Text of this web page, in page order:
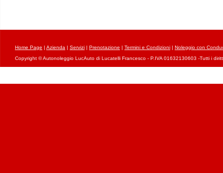
Home Page | Azienda | Servizi | Prenotazione | Termini e Condizioni | Noleggio con
Copyright © Autonoleggio LucAuto di Lucatelli Francesco - P.IVA 01632130603 -Tutti i